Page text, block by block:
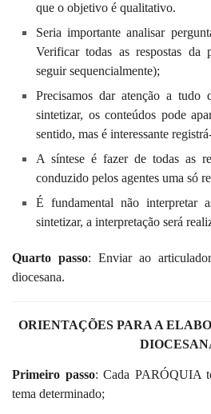
que o objetivo é qualitativo.
Seria importante analisar
Verificar todas as respostas da
seguir sequencialmente);
Precisamos dar atenção a tudo
sintetizar, os conteúdos pode
sentido, mas é interessante
A síntese é fazer de todas as
conduzido pelos agentes uma só
É fundamental não interpretar
sintetizar, a interpretação será
Quarto passo: Enviar ao
diocesana.
ORIENTAÇÕES PARA A
Primeiro passo: Cada PARÓQUIA
tema determinado;